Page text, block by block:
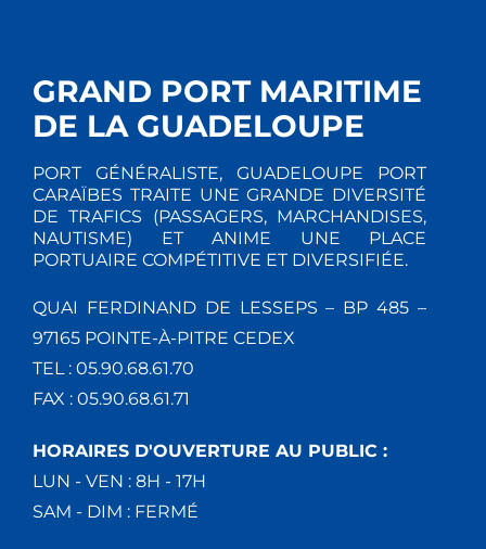
GRAND PORT MARITIME
DE LA GUADELOUPE
PORT GÉNÉRALISTE, GUADELOUPE PORT
CARAÏBES TRAITE UNE GRANDE DIVERSITÉ
DE TRAFICS (PASSAGERS, MARCHANDISES,
NAUTISME) ET ANIME UNE PLACE
PORTUAIRE COMPÉTITIVE ET DIVERSIFIÉE.
QUAI FERDINAND DE LESSEPS – BP 485 –
97165 POINTE-À-PITRE CEDEX
TEL : 05.90.68.61.70
FAX : 05.90.68.61.71
HORAIRES D'OUVERTURE AU PUBLIC :
LUN - VEN : 8H - 17H
SAM - DIM : FERMÉ